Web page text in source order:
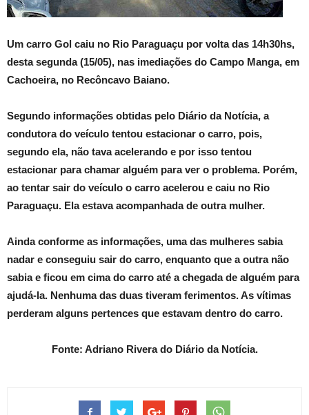
Um carro Gol caiu no Rio Paraguaçu por volta das 14h30hs,
desta segunda (15/05), nas imediações do Campo Manga, em
Cachoeira, no Recôncavo Baiano.
Segundo informações obtidas pelo Diário da Notícia, a
condutora do veículo tentou estacionar o carro, pois,
segundo ela, não tava acelerando e por isso tentou
estacionar para chamar alguém para ver o problema. Porém,
ao tentar sair do veículo o carro acelerou e caiu no Rio
Paraguaçu. Ela estava acompanhada de outra mulher.
Ainda conforme as informações, uma das mulheres sabia
nadar e conseguiu sair do carro, enquanto que a outra não
sabia e ficou em cima do carro até a chegada de alguém para
ajudá-la. Nenhuma das duas tiveram ferimentos. As vítimas
perderam alguns pertences que estavam dentro do carro.
Fonte: Adriano Rivera do Diário da Notícia.